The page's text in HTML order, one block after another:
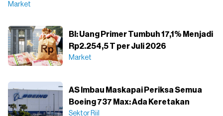
Market
BI: Uang Primer Tumbuh 17,1% Menjadi
Rp2.254,5 T per Juli 2026
Market
AS Imbau Maskapai Periksa Semua
Boeing 737 Max: Ada Keretakan
Sektor Riil